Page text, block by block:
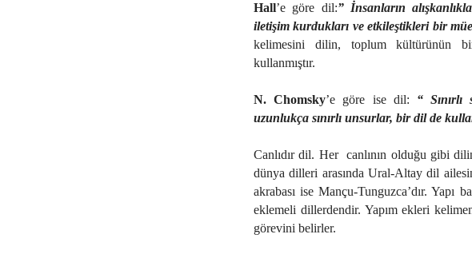
Hall’e göre dil:” İnsanların
iletişim kurdukları ve etkileştikleri bir
kelimesini dilin, toplum kültürünün
kullanmıştır.
N. Chomsky’e göre ise dil: “
uzunlukça sınırlı unsurlar, bir dil de
Canlıdır dil. Her
canlının olduğu gibi
dünya dilleri arasında Ural-Altay dil
akrabası ise Mançu-Tunguzca’dır. Yapı
eklemeli dillerdendir. Yapım ekleri
görevini belirler.